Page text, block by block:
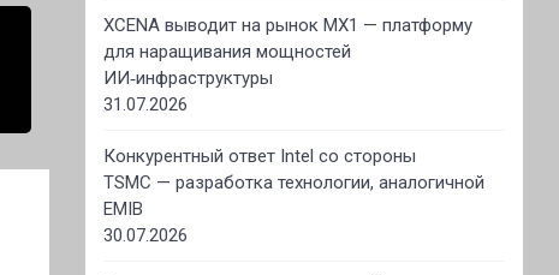
XCENA выводит на рынок MX1 — платформу
для наращивания мощностей
ИИ‑инфраструктуры
31.07.2026
Конкурентный ответ Intel со стороны
TSMC — разработка технологии, аналогичной
EMIB
30.07.2026